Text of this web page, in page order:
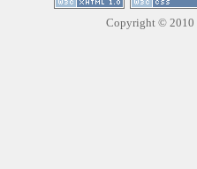
Copyright © 2010